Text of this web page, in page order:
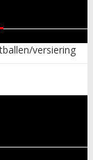
versiering